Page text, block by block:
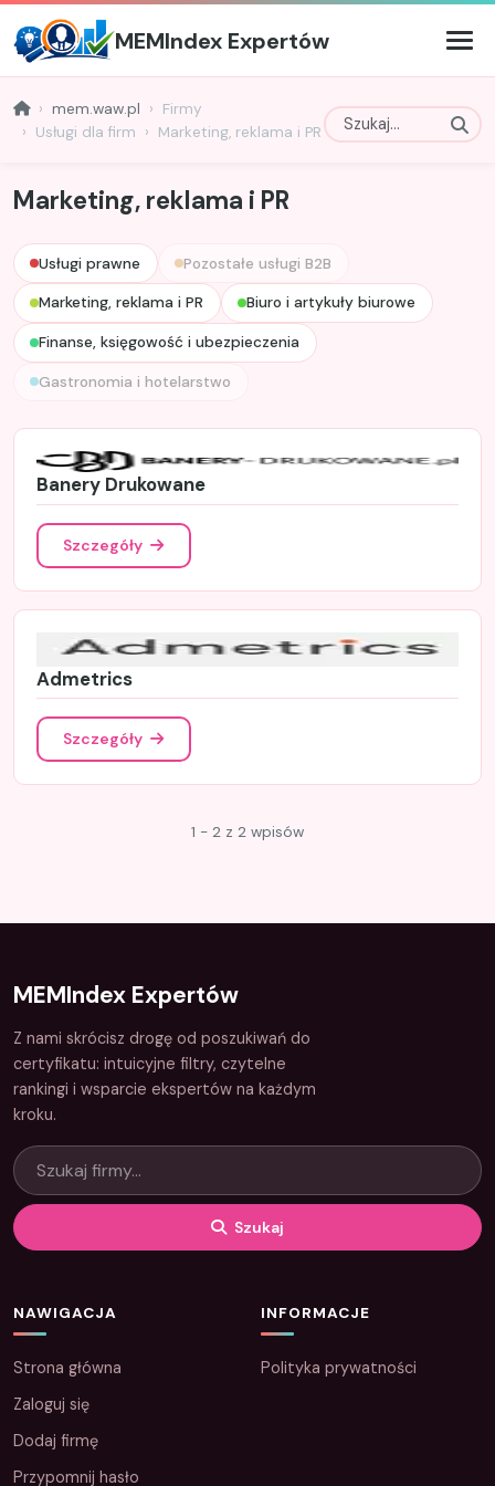
MEMIndex Expertów
mem.waw.pl
Firmy
Usługi dla firm
Marketing, reklama i PR
Marketing, reklama i PR
Usługi prawne Pozostałe usługi B2B
Marketing, reklama i PR Biuro i artykuły biurowe
Finanse, księgowość i ubezpieczenia
Gastronomia i hotelarstwo
Banery Drukowane
Szczegóły
Admetrics
Szczegóły
1 - 2 z 2 wpisów
MEMIndex Expertów
Z nami skrócisz drogę od poszukiwań do
certyfikatu: intuicyjne filtry, czytelne
rankingi i wsparcie ekspertów na każdym
kroku.
Szukaj
NAWIGACJA
Strona główna
Zaloguj się
Dodaj firmę
Przypomnij hasło
INFORMACJE
Polityka prywatności